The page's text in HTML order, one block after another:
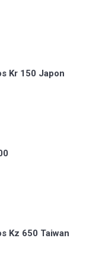
Kr 150 Japon
Kz 650 Taiwan